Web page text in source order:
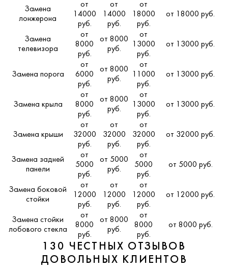
Замена
лонжерона
от
14000
руб.
от
14000
руб.
от
18000
руб.
от 18000 руб.
Замена
телевизора
от
8000
руб.
от 8000
руб.
от
13000
руб.
от 13000 руб.
Замена порога
от
6000
руб.
от 8000
руб.
от
11000
руб.
от 13000 руб.
Замена крыла
от
8000
руб.
от 8000
руб.
от
13000
руб.
от 13000 руб.
Замена крыши
от
32000
руб.
от
32000
руб.
от
32000
руб.
от 32000 руб.
Замена задней
панели
от
5000
руб.
от 5000
руб.
от
5000
руб.
от 5000 руб.
Замена боковой
стойки
от
12000
руб.
от
12000
руб.
от
12000
руб.
от 12000 руб.
Замена стойки
лобового стекла
от
8000
руб.
от 8000
руб.
от
8000
руб.
от 8000 руб.
130 ЧЕСТНЫХ ОТЗЫВОВ
ДОВОЛЬНЫХ КЛИЕНТОВ